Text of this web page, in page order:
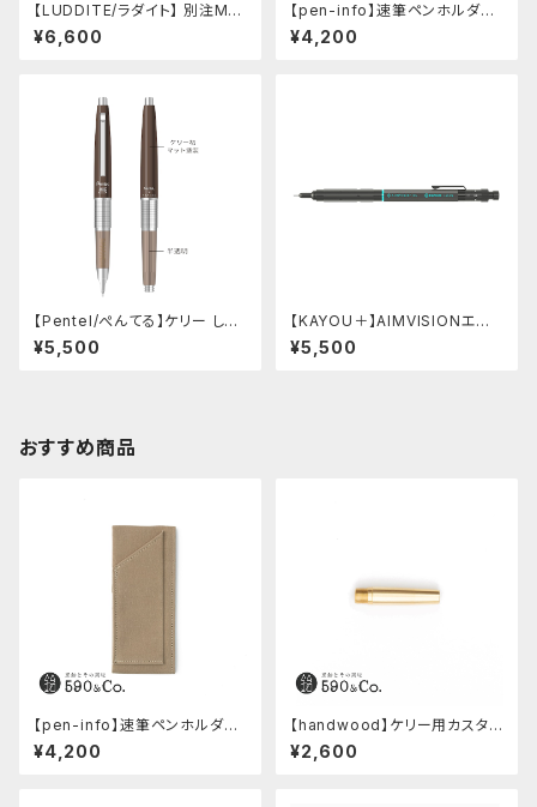
【LUDDITE/ラダイト】 別注MAY
Aレザーボートペンケース (コニ
ャック)
¥6,600
【pen-info】速筆ペンホルダー
A5スナップパッド590&Co.別注
色 (ベージュ)
¥4,200
【Pentel/ぺんてる】ケリー しー
さーコラボ限定カラー
¥5,500
【KAYOU＋】AIMVISIONエイ
ムビジョン (ストーンブラック)
¥5,500
おすすめ商品
【pen-info】速筆ペンホルダー
A5スナップパッド590&Co.別注
色 (ベージュ)
¥4,200
【handwood】ケリー用カスタム
後軸 (真鍮)
¥2,600